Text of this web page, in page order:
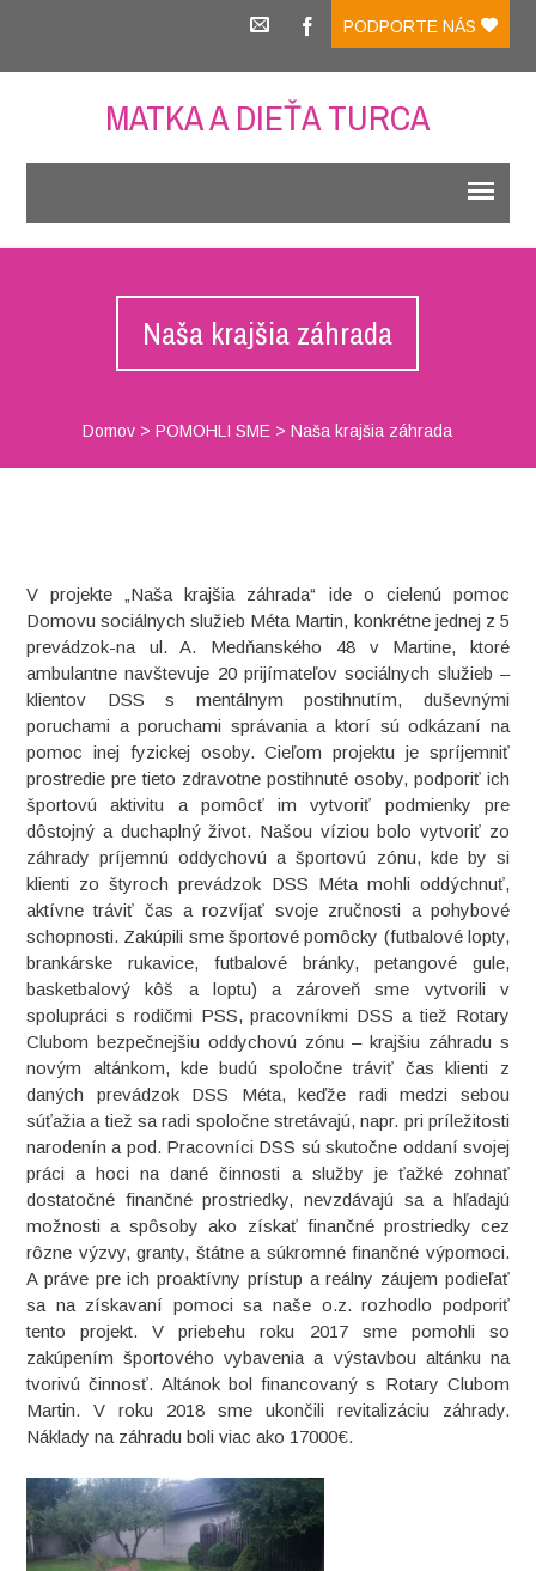
PODPORTE NÁS
MATKA A DIEŤA TURCA
Naša krajšia záhrada
Domov >POMOHLI SME >Naša krajšia záhrada
V projekte „Naša krajšia záhrada“ ide o cielenú pomoc
Domovu sociálnych služieb Méta Martin, konkrétne jednej z 5
prevádzok-na ul. A. Medňanského 48 v Martine, ktoré
ambulantne navštevuje 20 prijímateľov sociálnych služieb –
klientov DSS s mentálnym postihnutím, duševnými
poruchami a poruchami správania a ktorí sú odkázaní na
pomoc inej fyzickej osoby. Cieľom projektu je spríjemniť
prostredie pre tieto zdravotne postihnuté osoby, podporiť ich
športovú aktivitu a pomôcť im vytvoriť podmienky pre
dôstojný a duchaplný život. Našou víziou bolo vytvoriť zo
záhrady príjemnú oddychovú a športovú zónu, kde by si
klienti zo štyroch prevádzok DSS Méta mohli oddýchnuť,
aktívne tráviť čas a rozvíjať svoje zručnosti a pohybové
schopnosti. Zakúpili sme športové pomôcky (futbalové lopty,
brankárske rukavice, futbalové bránky, petangové gule,
basketbalový kôš a loptu) a zároveň sme vytvorili v
spolupráci s rodičmi PSS, pracovníkmi DSS a tiež Rotary
Clubom bezpečnejšiu oddychovú zónu – krajšiu záhradu s
novým altánkom, kde budú spoločne tráviť čas klienti z
daných prevádzok DSS Méta, keďže radi medzi sebou
súťažia a tiež sa radi spoločne stretávajú, napr. pri príležitosti
narodenín a pod. Pracovníci DSS sú skutočne oddaní svojej
práci a hoci na dané činnosti a služby je ťažké zohnať
dostatočné finančné prostriedky, nevzdávajú sa a hľadajú
možnosti a spôsoby ako získať finančné prostriedky cez
rôzne výzvy, granty, štátne a súkromné finančné výpomoci.
A práve pre ich proaktívny prístup a reálny záujem podieľať
sa na získavaní pomoci sa naše o.z. rozhodlo podporiť
tento projekt. V priebehu roku 2017 sme pomohli so
zakúpením športového vybavenia a výstavbou altánku na
tvorivú činnosť. Altánok bol financovaný s Rotary Clubom
Martin. V roku 2018 sme ukončili revitalizáciu záhrady.
Náklady na záhradu boli viac ako 17000€.